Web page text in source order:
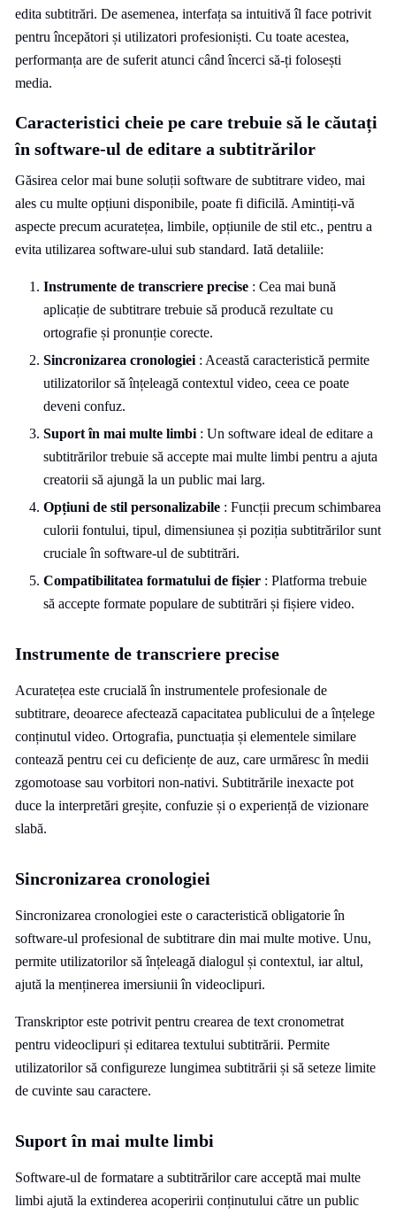
edita subtitrări. De asemenea, interfața sa intuitivă îl face potrivit
pentru începători și utilizatori profesioniști. Cu toate acestea,
performanța are de suferit atunci când încerci să-ți folosești
media.
Caracteristici cheie pe care trebuie să le căutați
în software-ul de editare a subtitrărilor
Găsirea celor mai bune soluții software de subtitrare video, mai
ales cu multe opțiuni disponibile, poate fi dificilă. Amintiți-vă
aspecte precum acuratețea, limbile, opțiunile de stil etc., pentru a
evita utilizarea software-ului sub standard. Iată detaliile:
Instrumente de transcriere precise : Cea mai bună
aplicație de subtitrare trebuie să producă rezultate cu
ortografie și pronunție corecte.
Sincronizarea cronologiei : Această caracteristică permite
utilizatorilor să înțeleagă contextul video, ceea ce poate
deveni confuz.
Suport în mai multe limbi : Un software ideal de editare a
subtitrărilor trebuie să accepte mai multe limbi pentru a ajuta
creatorii să ajungă la un public mai larg.
Opțiuni de stil personalizabile : Funcții precum schimbarea
culorii fontului, tipul, dimensiunea și poziția subtitrărilor sunt
cruciale în software-ul de subtitrări.
Compatibilitatea formatului de fișier : Platforma trebuie
să accepte formate populare de subtitrări și fișiere video.
Instrumente de transcriere precise
Acuratețea este crucială în instrumentele profesionale de
subtitrare, deoarece afectează capacitatea publicului de a înțelege
conținutul video. Ortografia, punctuația și elementele similare
contează pentru cei cu deficiențe de auz, care urmăresc în medii
zgomotoase sau vorbitori non-nativi. Subtitrările inexacte pot
duce la interpretări greșite, confuzie și o experiență de vizionare
slabă.
Sincronizarea cronologiei
Sincronizarea cronologiei este o caracteristică obligatorie în
software-ul profesional de subtitrare din mai multe motive. Unu,
permite utilizatorilor să înțeleagă dialogul și contextul, iar altul,
ajută la menținerea imersiunii în videoclipuri.
Transkriptor este potrivit pentru crearea de text cronometrat
pentru videoclipuri și editarea textului subtitrării. Permite
utilizatorilor să configureze lungimea subtitrării și să seteze limite
de cuvinte sau caractere.
Suport în mai multe limbi
Software-ul de formatare a subtitrărilor care acceptă mai multe
limbi ajută la extinderea acoperirii conținutului către un public